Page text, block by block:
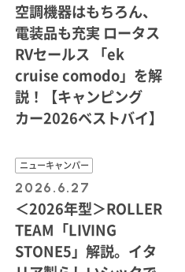
空調機器はもちろん、
電装品も充実 ロータス
RVセールス 「ek
cruise comodo」を解
説！【キャンピング
カー2026ベストバイ】
ニューキャンパー
2026.6.27
＜2026年型＞ROLLER
TEAM「LIVING
STONE5」解説。イタ